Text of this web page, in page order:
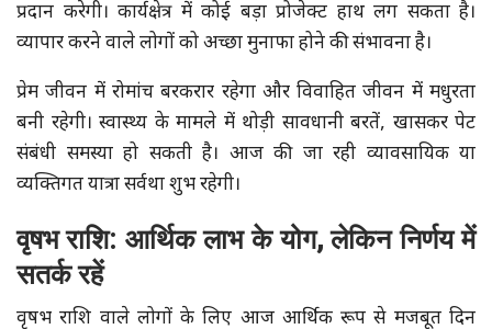
प्रदान करेगी। कार्यक्षेत्र में कोई बड़ा प्रोजेक्ट हाथ लग सकता है।
व्यापार करने वाले लोगों को अच्छा मुनाफा होने की संभावना है।
प्रेम जीवन में रोमांच बरकरार रहेगा और विवाहित जीवन में मधुरता
बनी रहेगी। स्वास्थ्य के मामले में थोड़ी सावधानी बरतें, खासकर पेट
संबंधी समस्या हो सकती है। आज की जा रही व्यावसायिक या
व्यक्तिगत यात्रा सर्वथा शुभ रहेगी।
वृषभ राशि: आर्थिक लाभ के योग, लेकिन निर्णय में
सतर्क रहें
वृषभ राशि वाले लोगों के लिए आज आर्थिक रूप से मजबूत दिन